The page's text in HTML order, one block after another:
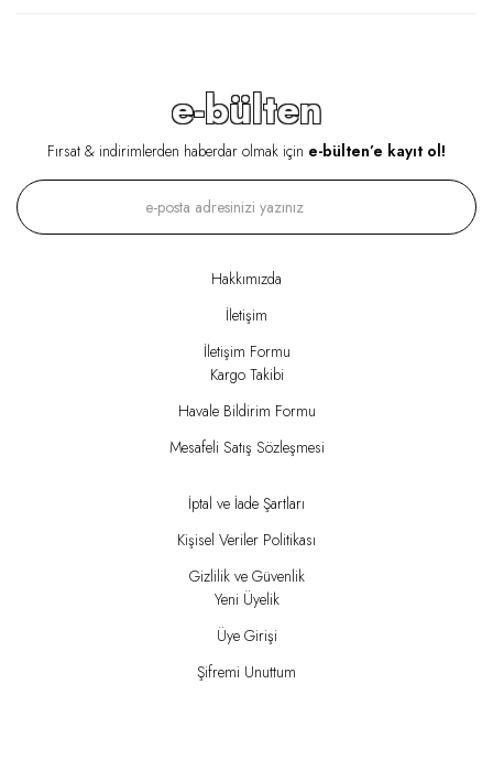
e-bülten
Fırsat & indirimlerden haberdar olmak için e-bülten’e kayıt ol!
Hakkımızda
İletişim
İletişim Formu
Kargo Takibi
Havale Bildirim Formu
Mesafeli Satış Sözleşmesi
İptal ve İade Şartları
Kişisel Veriler Politikası
Gizlilik ve Güvenlik
Yeni Üyelik
Üye Girişi
Şifremi Unuttum